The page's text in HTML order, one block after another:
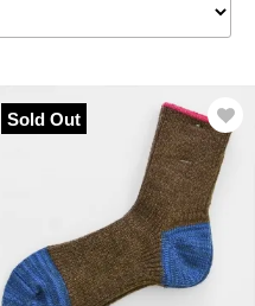
Sold Out